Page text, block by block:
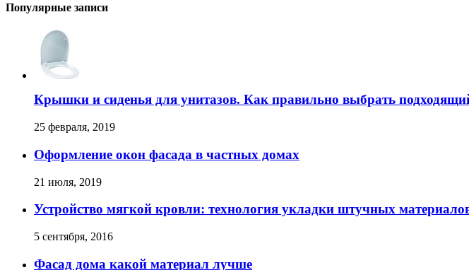
Популярные записи
Крышки и сиденья для унитазов. Как правильно выбрать
25 февраля, 2019
Оформление окон фасада в частных домах
21 июля, 2019
Устройство мягкой кровли: технология укладки штучных
5 сентября, 2016
Фасад дома какой материал лучше